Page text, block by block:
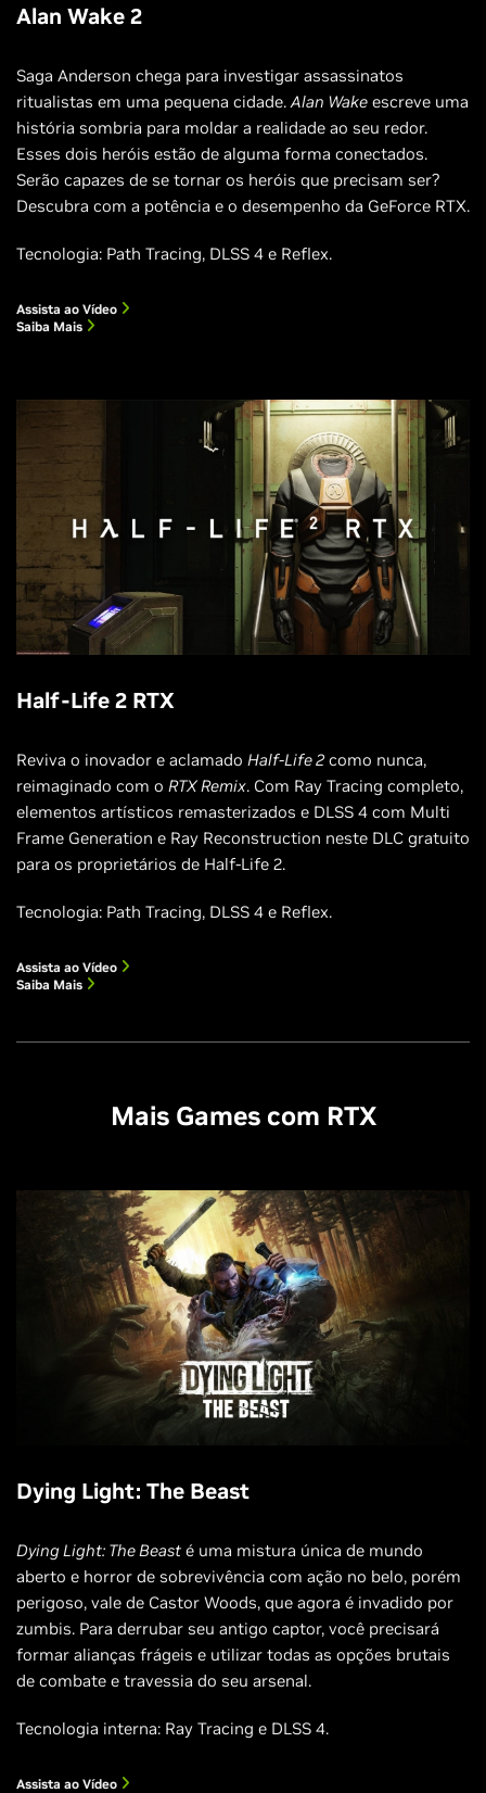
Alan Wake 2
Saga Anderson chega para investigar assassinatos
ritualistas em uma pequena cidade. Alan Wake escreve uma
história sombria para moldar a realidade ao seu redor.
Esses dois heróis estão de alguma forma conectados.
Serão capazes de se tornar os heróis que precisam ser?
Descubra com a potência e o desempenho da GeForce RTX.
Tecnologia: Path Tracing, DLSS 4 e Reflex.
Assista ao Vídeo
Saiba Mais
Half-Life 2 RTX
Reviva o inovador e aclamado Half-Life 2 como nunca,
reimaginado com o RTX Remix. Com Ray Tracing completo,
elementos artísticos remasterizados e DLSS 4 com Multi
Frame Generation e Ray Reconstruction neste DLC gratuito
para os proprietários de Half‑Life 2.
Tecnologia: Path Tracing, DLSS 4 e Reflex.
Assista ao Vídeo
Saiba Mais
Mais Games com RTX
Dying Light: The Beast
Dying Light: The Beast é uma mistura única de mundo
aberto e horror de sobrevivência com ação no belo, porém
perigoso, vale de Castor Woods, que agora é invadido por
zumbis. Para derrubar seu antigo captor, você precisará
formar alianças frágeis e utilizar todas as opções brutais
de combate e travessia do seu arsenal.
Tecnologia interna: Ray Tracing e DLSS 4.
Assista ao Vídeo